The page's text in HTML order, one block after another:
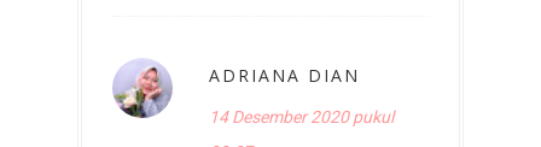
ADRIANA DIAN
14 Desember 2020 pukul